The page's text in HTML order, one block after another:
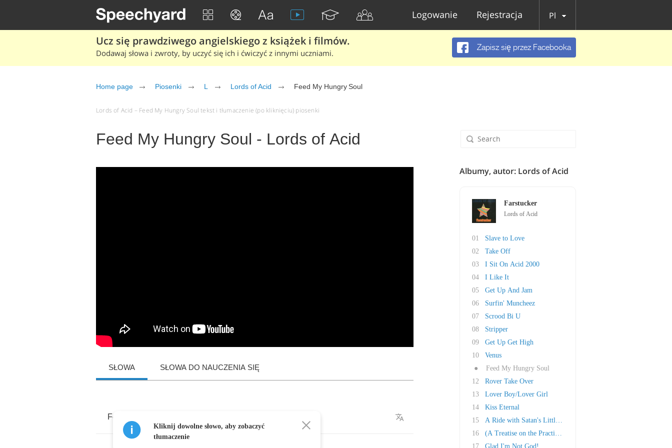
Logowanie Rejestracja Pl
Ucz się prawdziwego angielskiego z książek i filmów.
Dodawaj słowa i zwroty, by uczyć się ich i ćwiczyć z innymi uczniami.
Zapisz się przez Facebooka
Home page Piosenki L Lords of Acid Feed My Hungry Soul
Lords of Acid – Feed My Hungry Soul tekst i tłumaczenie (po kliknięciu) piosenki
Feed My Hungry Soul - Lords of Acid
SŁOWA SŁOWA DO NAUCZENIA SIĘ
Feed
Kliknij dowolne słowo, aby zobaczyć
tłumaczenie
Albumy, autor: Lords of Acid
Farstucker
Lords of Acid
01
Slave to Love
02
Take Off
03
I Sit On Acid 2000
04
I Like It
05
Get Up And Jam
06
Surfin' Muncheez
07
Scrood Bi U
08
Stripper
09
Get Up Get High
10
Venus
●
Feed My Hungry Soul
12
Rover Take Over
13
Lover Boy/Lover Girl
14
Kiss Eternal
15
A Ride with Satan's Little Helpers
16
(A Treatise on the Practical Methods Whereby ..
17
Glad I'm Not God!